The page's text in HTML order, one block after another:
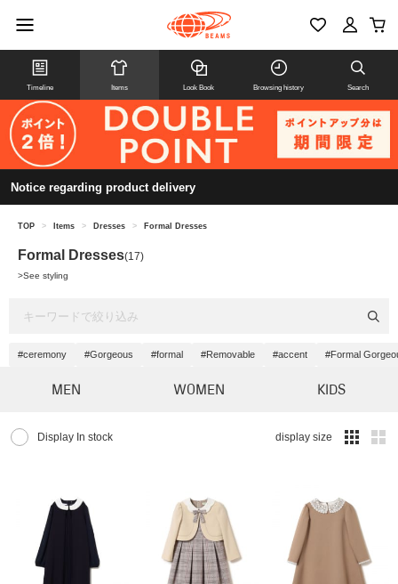
Timeline Items Look Book Browsing history Search
Notice regarding product delivery
TOP > Items > Dresses > Formal Dresses
Formal Dresses(17)
>See styling
#ceremony #Gorgeous #formal #Removable #accent #Formal
MEN WOMEN KIDS
Display In stock display size